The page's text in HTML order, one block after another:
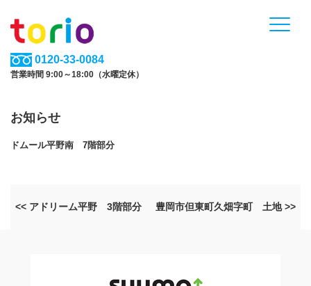
0120-33-0084
営業時間 9:00～18:00（水曜定休）
お知らせ
ドムール平野南 7階部分
<< アドリーム平野 3階部分 豊岡市但東町久畑字町 土地 >>